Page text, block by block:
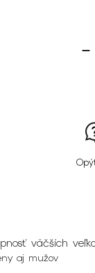
väčších
aj mužov